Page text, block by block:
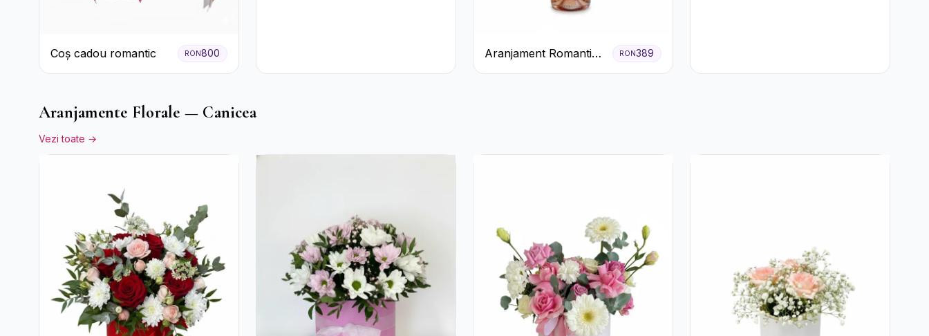
Coș cadou romantic RON800
Aranjament Romantic
cu Trandafiri Roșii și
RON389
Aranjamente Florale — Canicea
Vezi toate →